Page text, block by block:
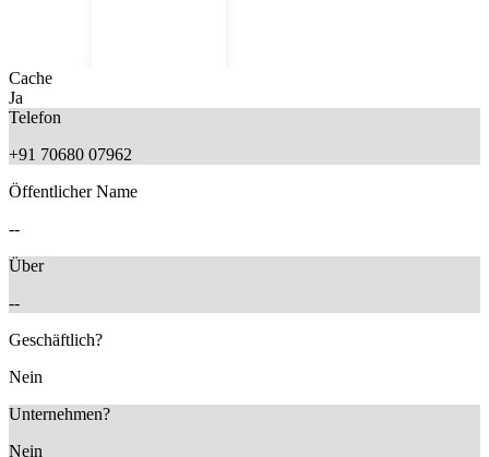
8 months ago
Cache
Ja
Telefon
+91 70680 07962
Öffentlicher Name
--
Über
--
Geschäftlich?
Nein
Unternehmen?
Nein